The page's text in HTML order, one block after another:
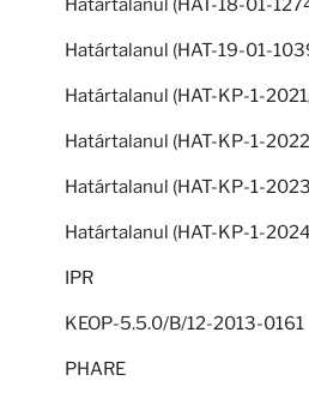
Határtalanul (HAT-18-01-
Határtalanul (HAT-19-01-
Határtalanul (HAT-KP-1-
Határtalanul (HAT-KP-1-
Határtalanul (HAT-KP-1-
Határtalanul (HAT-KP-1-
IPR
KEOP-5.5.0/B/12-2013-0161
PHARE